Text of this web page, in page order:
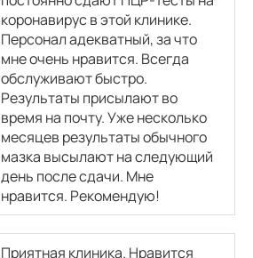
коронавирус в этой клинике.
Персонал адекватный, за что
мне очень нравится. Всегда
обслуживают быстро.
Результаты присылают во
время на почту. Уже несколько
месяцев результаты обычного
мазка высылают на следующий
день после сдачи. Мне
нравится. Рекомендую!
Приятная клиника. Нравится